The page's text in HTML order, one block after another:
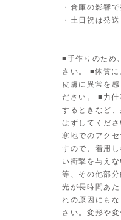
・倉庫の影響
・土日祝は発
■手作りのため
さい。 ■体質に
皮膚に異常を
ださい。 ■力
するときなど
はずしてくだ
寒地でのアク
すので、着用
い衝撃を与え
等、その他部
光が長時間あ
れの原因にも
さい。変形や